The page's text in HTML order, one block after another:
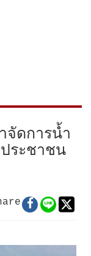
จัดการน้ำ
ระชาชน